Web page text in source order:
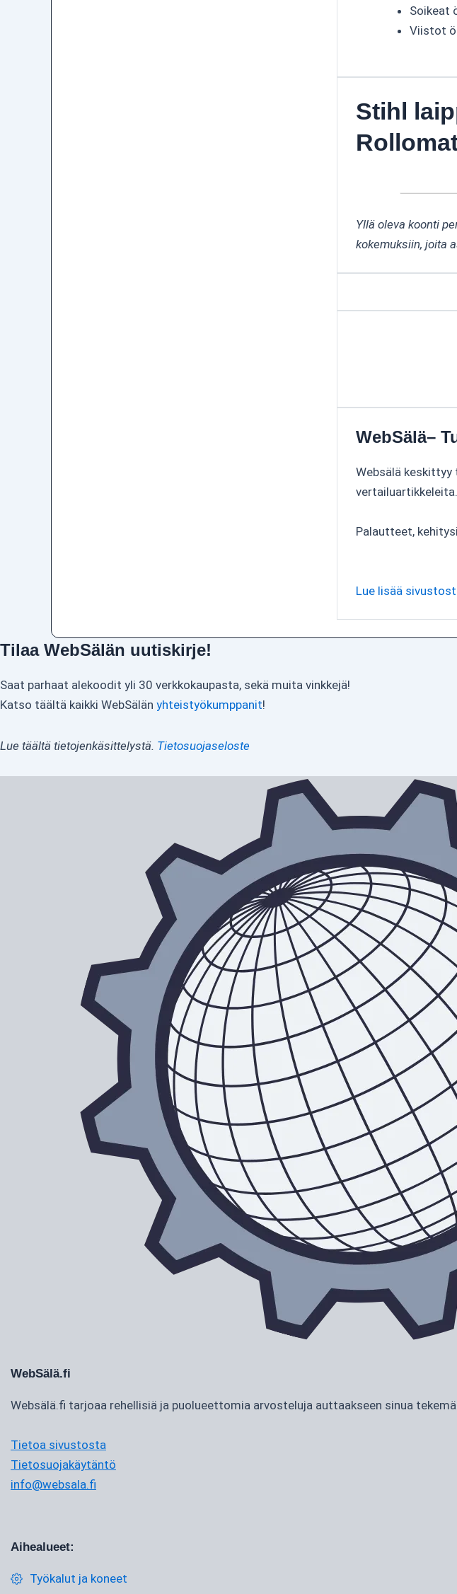
Soikeat
Viistot
Stihl
Yllä oleva koonti
kokemuksiin, joita
WebSälä–
Websälä
vertailuartikkeleita.
Palautteet,
Lue lisää
Tilaa WebSälän uutiskirje!
Saat parhaat alekoodit yli 30 verkkokaupasta, sekä muita vinkkejä!
Katso täältä kaikki WebSälän yhteistyökumppanit!
Lue täältä tietojenkäsittelystä. Tietosuojaseloste
WebSälä.fi
Websälä.fi tarjoaa rehellisiä ja puolueettomia arvosteluja auttaakseen sinua
Tietoa sivustosta
Tietosuojakäytäntö
info@websala.fi
Aihealueet:
Työkalut ja koneet